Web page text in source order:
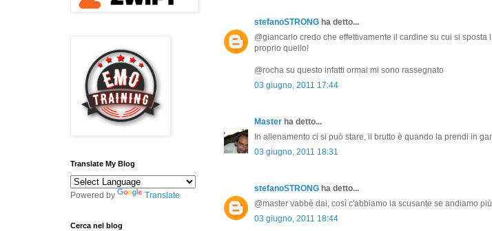
stefanoSTRONG ha detto...
@giancarlo credo che effettivamente il cardine su cui si
proprio quello!
@rocha su questo infatti ormai mi sono rassegnato
03 giugno, 2011 17:44
Master ha detto...
In allenamento ci si può stare, il brutto è quando la prendi in
03 giugno, 2011 18:31
stefanoSTRONG ha detto...
@master vabbè dai, così c'abbiamo la scusante se andiamo
03 giugno, 2011 18:44
Translate My Blog
Powered by Translate
Cerca nel blog